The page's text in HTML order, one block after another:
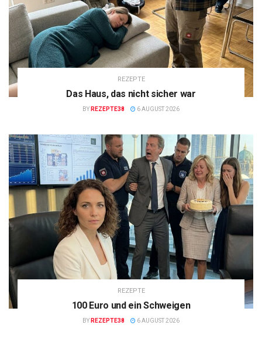
REZEPTE
Das Haus, das nicht sicher war
BY REZEPTE38 6 AUGUST 2026
REZEPTE
100 Euro und ein Schweigen
BY REZEPTE38 6 AUGUST 2026